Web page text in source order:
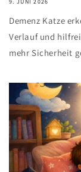
Demenz Katze
Verlauf und
mehr Sicherheit